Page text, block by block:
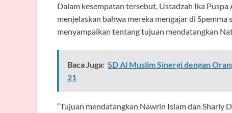
Dalam kesempatan tersebut, Ustadzah Ika
menjelaskan bahwa mereka mengajar di
menyampaikan tentang tujuan mendatangkan
Baca Juga: SD Al Muslim Sinergi dengan
21
“Tujuan mendatangkan Nawrin Islam dan Sharly